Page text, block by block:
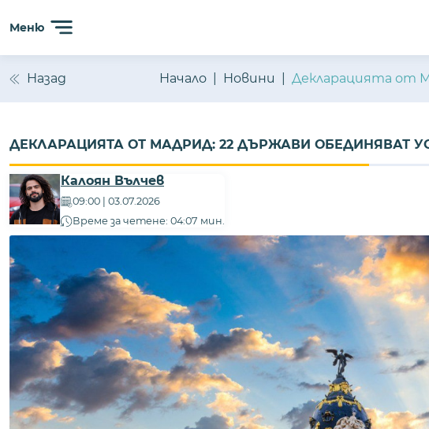
Меню
Назад Начало Новини Декларацията от
ДЕКЛАРАЦИЯТА ОТ МАДРИД: 22 ДЪРЖАВИ ОБЕДИНЯВАТ
Калоян Вълчев
09:00 | 03.07.2026
Време за четене: 04:07 мин.